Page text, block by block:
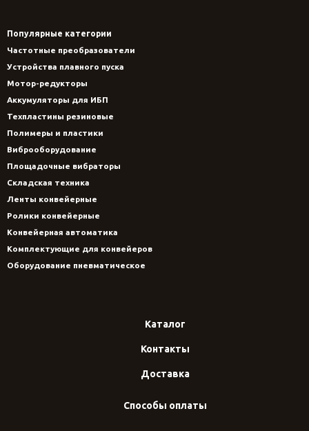
Популярные категории
Частотные преобразователи
Устройства плавного пуска
Мотор-редукторы
Аккумуляторы для ИБП
Техпластины резиновые
Полимеры и пластики
Виброоборудование
Площадочные вибраторы
Складская техника
Ленты конвейерные
Ролики конвейерные
Конвейерная автоматика
Комплектующие для конвейеров
Оборудование пневматическое
Каталог
Контакты
Доставка
Способы оплаты